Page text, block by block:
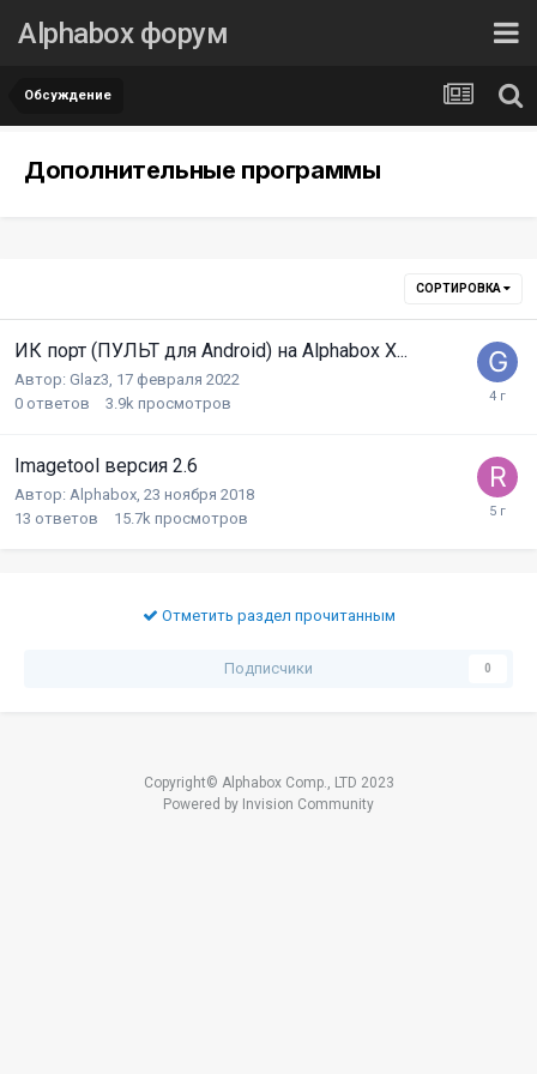
Alphabox форум
Обсуждение
Дополнительные программы
СОРТИРОВКА
ИК порт (ПУЛЬТ для Android) на Alphabox X...
Автор: Glaz3 17 февраля 2022
0 ответов 3.9k просмотров
Imagetool версия 2.6
Автор: Alphabox 23 ноября 2018
13 ответов 15.7k просмотров
Отметить раздел прочитанным
Подписчики 0
Copyright© Alphabox Comp., LTD 2023
Powered by Invision Community